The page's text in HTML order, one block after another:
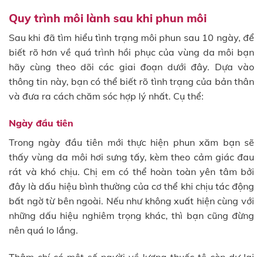
Quy trình môi lành sau khi phun môi
Sau khi đã tìm hiểu tình trạng môi phun sau 10 ngày, để
biết rõ hơn về quá trình hồi phục của vùng da môi bạn
hãy cùng theo dõi các giai đoạn dưới đây. Dựa vào
thông tin này, bạn có thể biết rõ tình trạng của bản thân
và đưa ra cách chăm sóc hợp lý nhất. Cụ thể:
Ngày đầu tiên
Trong ngày đầu tiên mới thực hiện phun xăm bạn sẽ
thấy vùng da môi hơi sưng tấy, kèm theo cảm giác đau
rát và khó chịu. Chị em có thể hoàn toàn yên tâm bởi
đây là dấu hiệu bình thường của cơ thể khi chịu tác động
bất ngờ từ bên ngoài. Nếu như không xuất hiện cùng với
những dấu hiệu nghiêm trọng khác, thì bạn cũng đừng
nên quá lo lắng.